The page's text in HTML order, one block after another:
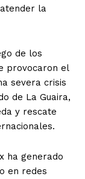
la
de los
provocaron el
severa crisis
de La Guaira,
y rescate
ha generado
en redes